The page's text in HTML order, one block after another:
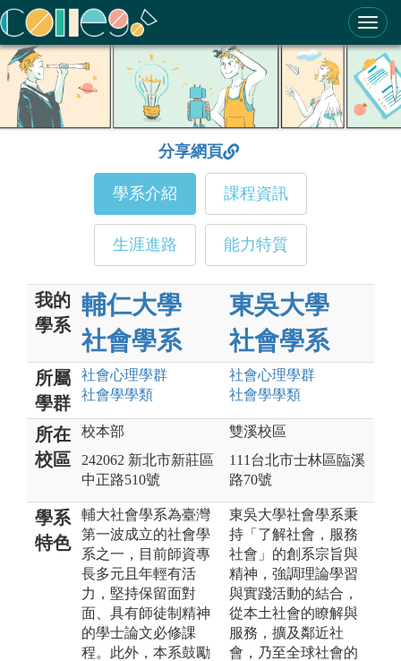
ColleGo! 大學選才與高中育才輔助系統
分享網頁
學系介紹 課程資訊
生涯進路 能力特質
我的
學系
輔仁大學
社會學系
東吳大學
社會學系
所屬
學群
社會心理學群
社會學學類
社會心理學群
社會學學類
所在
校區
校本部
242062 新北市新莊區
中正路510號
雙溪校區
111台北市士林區臨溪
路70號
學系
特色
輔大社會學系為臺灣
第一波成立的社會學
系之一，目前師資專
長多元且年輕有活
力，堅持保留面對
面、具有師徒制精神
的學士論文必修課
程。此外，本系鼓勵
東吳大學社會學系秉
持「了解社會，服務
社會」的創系宗旨與
精神，強調理論學習
與實踐活動的結合，
從本土社會的瞭解與
服務，擴及鄰近社
會，乃至全球社會的